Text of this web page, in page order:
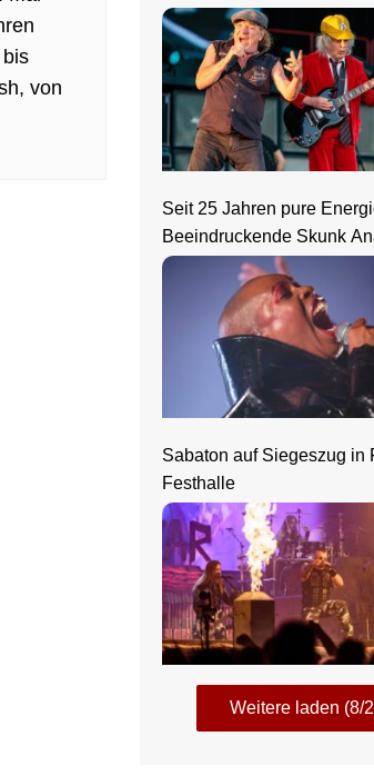
von
Seit 25 Jahren pure
Beeindruckende Skunk
Show in Wiesbaden
Sabaton auf Siegeszug in
Festhalle
Weitere laden (8/